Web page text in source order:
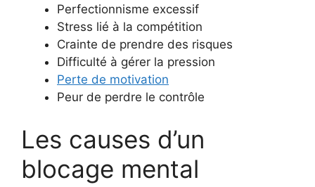
Perfectionnisme excessif
Stress lié à la compétition
Crainte de prendre des risques
Difficulté à gérer la pression
Perte de motivation
Peur de perdre le contrôle
Les causes d’un
blocage mental